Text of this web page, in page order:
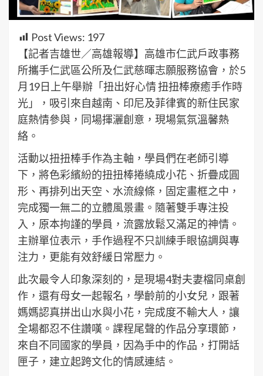
Post Views: 197
【記者吉雄世／高雄報導】高雄市仁武戶政事務
所攜手仁武區公所及仁武慈暉志願服務協會，於5
月19日上午舉辦「扭出好心情 扭扭棒療癒手作時
光」，吸引來自越南、印尼及菲律賓的新住民家
庭熱情參與，同場揮灑創意，現場氣氛溫馨熱
絡。
活動以扭扭棒手作為主軸，學員們在老師引導
下，將色彩繽紛的扭扭棒捲繞成小花、折疊成圓
形、再排列出天空、水流線條，固定畫框之中，
完成獨一無二的立體風景畫。隨著雙手專注投
入，原本拘謹的學員，流露放鬆又滿足的神情。
主辦單位表示，手作過程不只訓練手眼協調與專
注力，更能有效舒緩日常壓力。
此次最令人印象深刻的，是現場4對夫妻檔同桌創
作，還有母女一起報名，學齡前的小女兒，跟著
媽媽認真拼出山水與小花，完成度不輸大人，讓
全場都忍不住讚嘆。課程尾聲的作品分享環節，
來自不同國家的學員，因為手中的作品，打開話
匣子，建立起跨文化的情感連結。